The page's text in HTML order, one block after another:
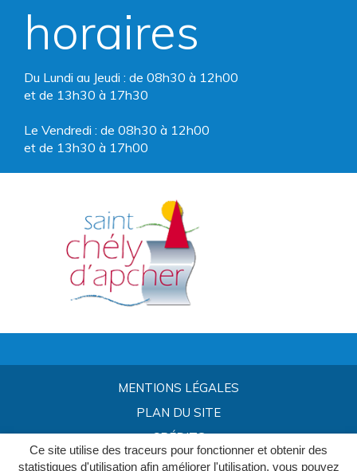
Ce site utilise des traceurs pour fonctionner et obtenir des
statistiques d'utilisation afin améliorer l'utilisation, vous pouvez
horaires
Du Lundi au Jeudi : de 08h30 à 12h00
et de 13h30 à 17h30
Le Vendredi : de 08h30 à 12h00
et de 13h30 à 17h00
MENTIONS LÉGALES
PLAN DU SITE
CRÉDITS